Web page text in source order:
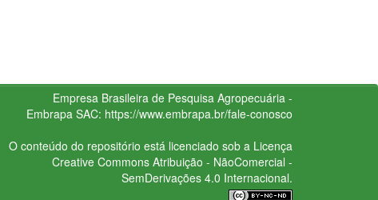
Empresa Brasileira de Pesquisa Agropecuária -
Embrapa SAC: https://www.embrapa.br/fale-conosco
O conteúdo do repositório está licenciado sob a Licença
Creative CommonsAtribuição - NãoComercial -
SemDerivações 4.0 Internacional.